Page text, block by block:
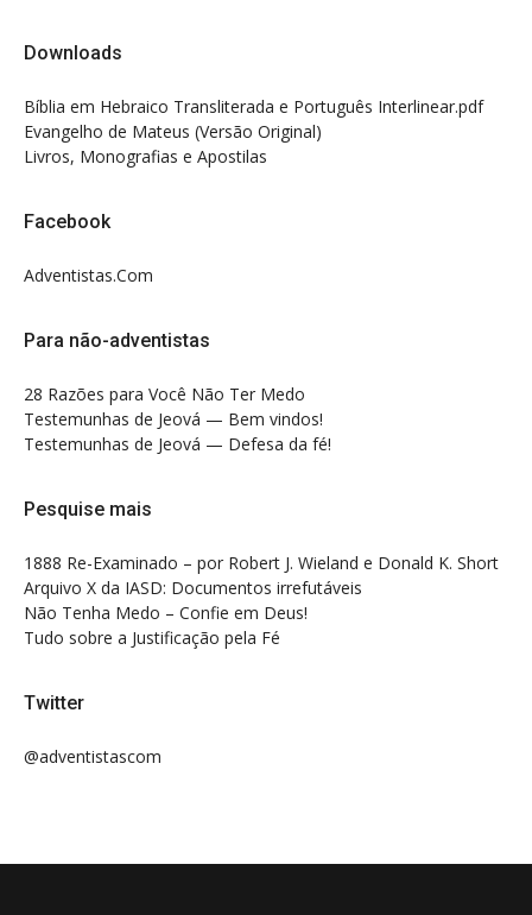
Downloads
Bíblia em Hebraico Transliterada e Português Interlinear.pdf
Evangelho de Mateus (Versão Original)
Livros, Monografias e Apostilas
Facebook
Adventistas.Com
Para não-adventistas
28 Razões para Você Não Ter Medo
Testemunhas de Jeová — Bem vindos!
Testemunhas de Jeová — Defesa da fé!
Pesquise mais
1888 Re-Examinado – por Robert J. Wieland e Donald K. Short
Arquivo X da IASD: Documentos irrefutáveis
Não Tenha Medo – Confie em Deus!
Tudo sobre a Justificação pela Fé
Twitter
@adventistascom